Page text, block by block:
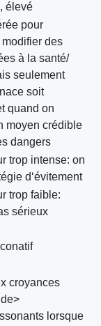
élevé
pour
des
à la santé/
seulement
soit
quand on
moyen crédible
dangers
trop intense: on
d‘évitement
trop faible:
sérieux
croyances
lorsque